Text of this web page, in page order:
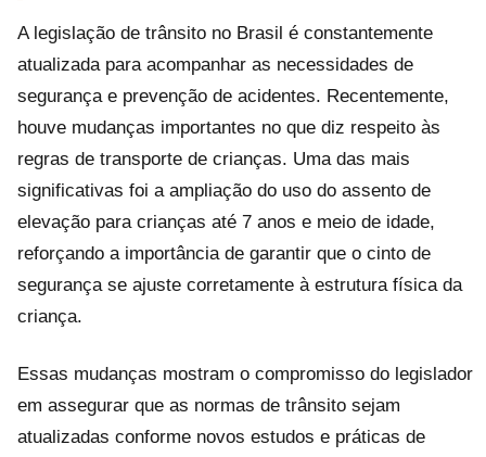
A legislação de trânsito no Brasil é constantemente
atualizada para acompanhar as necessidades de
segurança e prevenção de acidentes. Recentemente,
houve mudanças importantes no que diz respeito às
regras de transporte de crianças. Uma das mais
significativas foi a ampliação do uso do assento de
elevação para crianças até 7 anos e meio de idade,
reforçando a importância de garantir que o cinto de
segurança se ajuste corretamente à estrutura física da
criança.
Essas mudanças mostram o compromisso do legislador
em assegurar que as normas de trânsito sejam
atualizadas conforme novos estudos e práticas de